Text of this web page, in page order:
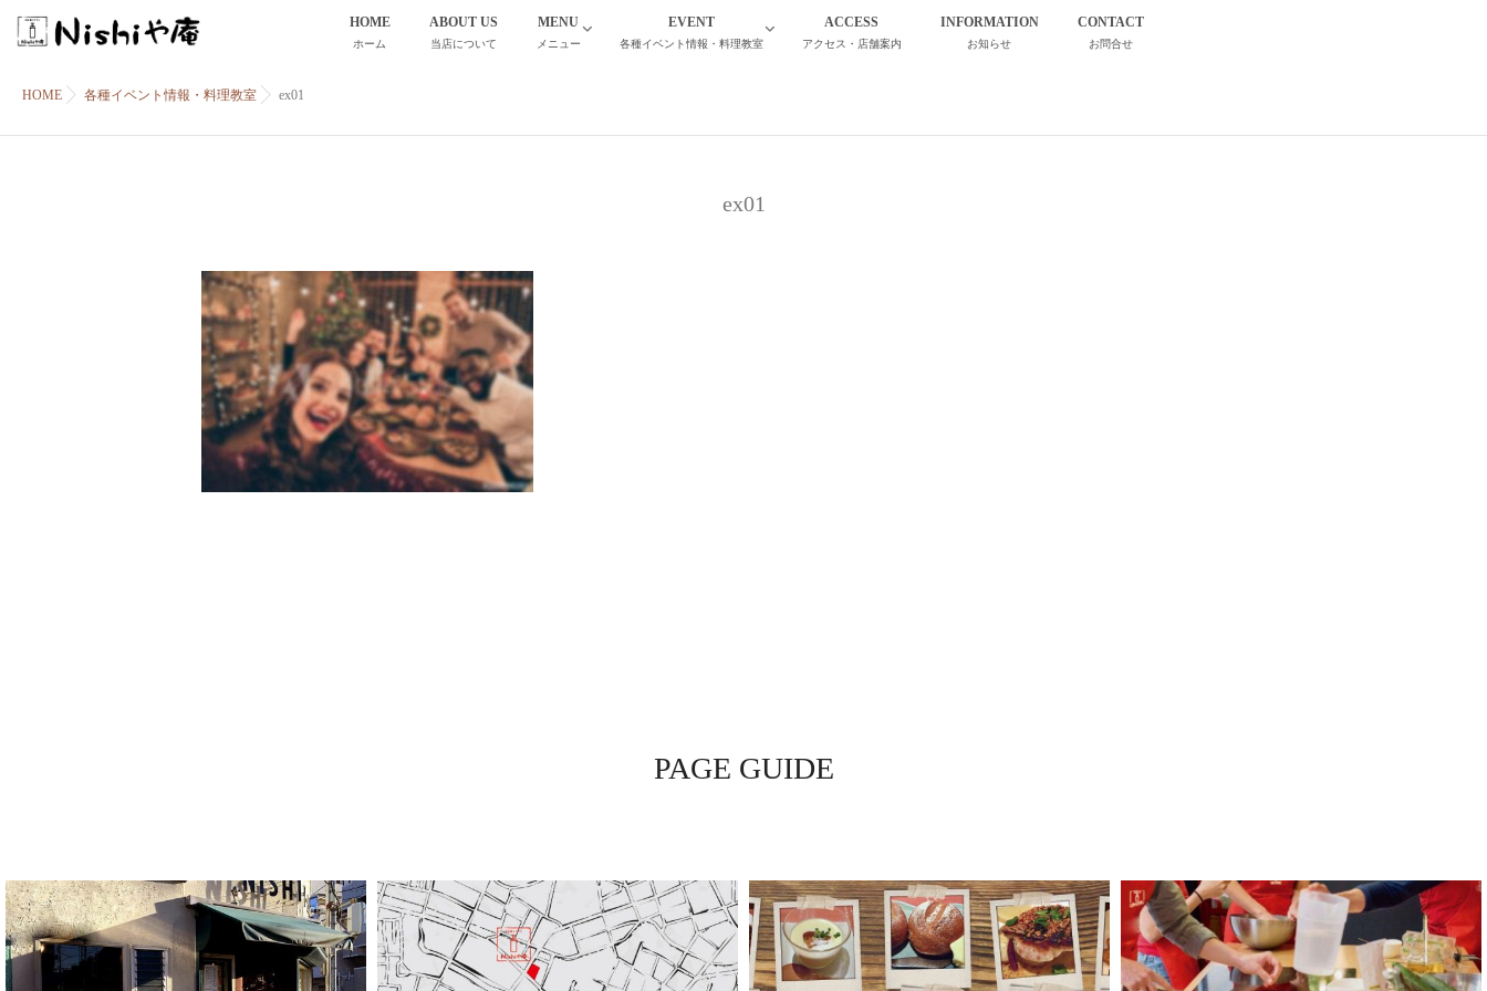
HOME
ホーム
ABOUT US
当店について
MENU
メニュー
EVENT
各種イベント情報・料理教室
ACCESS
アクセス・店舗案内
INFORMATION
お知らせ
CONTACT
お問合せ
HOME 各種イベント情報・料理教室 ex01
ex01
PAGE GUIDE